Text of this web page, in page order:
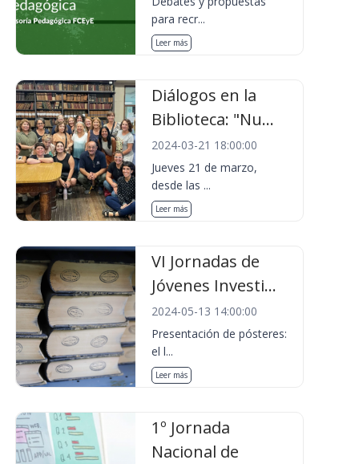
para recr...
Leer más
Diálogos en la
Biblioteca: "Nu...
2024-03-21 18:00:00
Jueves 21 de marzo,
desde las ...
Leer más
VI Jornadas de
Jóvenes Investi...
2024-05-13 14:00:00
Presentación de pósteres:
el l...
Leer más
1º Jornada
Nacional de